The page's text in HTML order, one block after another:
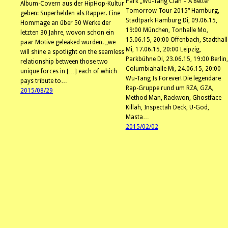
Album-Covern aus der HipHop-Kultur
geben: Superhelden als Rapper. Eine
Hommage an über 50 Werke der
letzten 30 Jahre, wovon schon ein
paar Motive geleaked wurden. „we
will shine a spotlight on the seamless
relationship between those two
unique forces in […] each of which
pays tribute to…
2015/08/29
Tomorrow Tour 2015“ Hamburg,
Stadtpark Hamburg Di, 09.06.15,
19:00 München, Tonhalle Mo,
15.06.15, 20:00 Offenbach,
Mi, 17.06.15, 20:00 Leipzig,
Parkbühne Di, 23.06.15, 19:00 Berlin,
Columbiahalle Mi, 24.06.15, 20:00
Wu-Tang Is Forever! Die legendäre
Rap-Gruppe rund um RZA, GZA,
Method Man, Raekwon, Ghostface
Killah, Inspectah Deck, U-God,
Masta…
2015/02/02